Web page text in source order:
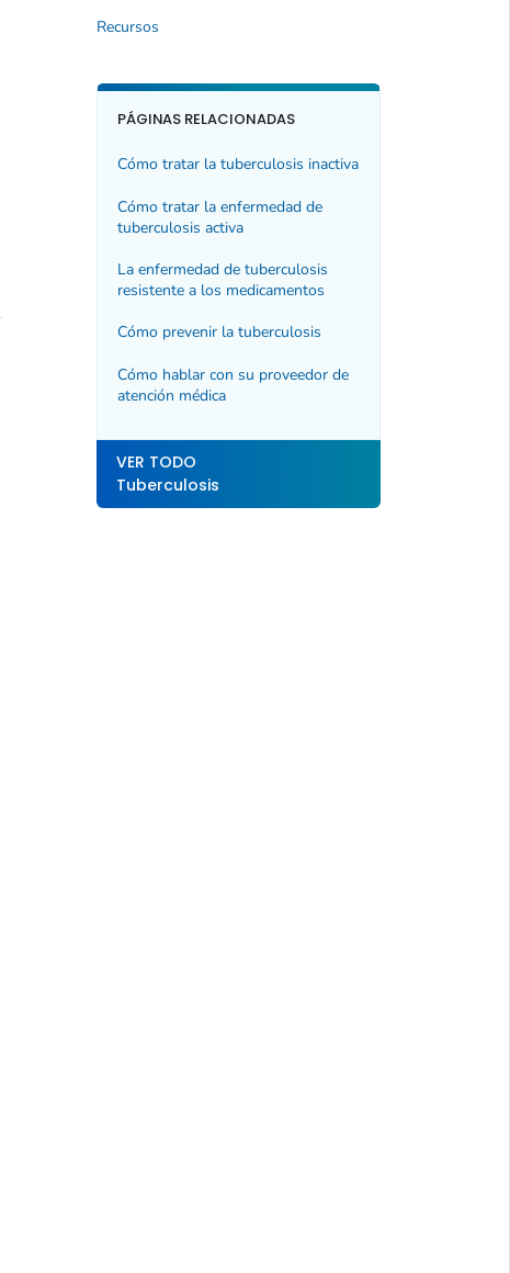
Recursos
PÁGINAS RELACIONADAS
Cómo tratar la tuberculosis inactiva
Cómo tratar la enfermedad de
tuberculosis activa
La enfermedad de tuberculosis
resistente a los medicamentos
Cómo prevenir la tuberculosis
Cómo hablar con su proveedor de
atención médica
VER TODO
Tuberculosis